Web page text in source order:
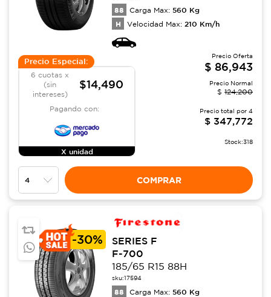
88 Carga Max: 560 Kg
H Velocidad Max: 210 Km/h
Precio Especial:
6 cuotas x
(sin
intereses)
$14,490
Pagando con:
X unidad
Precio Oferta
$ 86,943
Precio Normal
$ 124,200
Precio total por 4
$ 347,772
Stock:318
COMPRAR
-30%
SERIES F
F-700
185/65 R15 88H
sku:17594
88 Carga Max: 560 Kg